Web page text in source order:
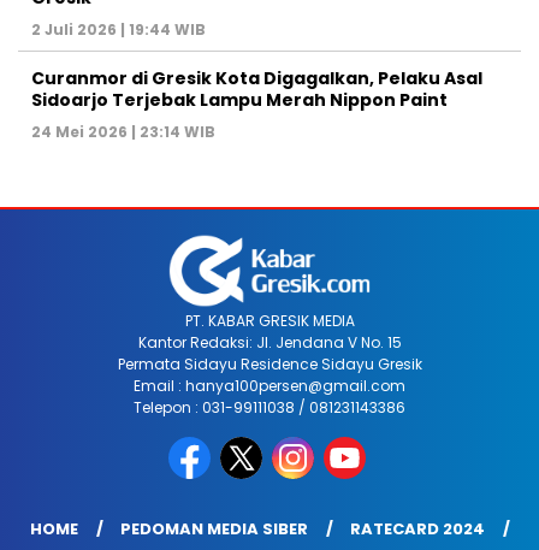
2 Juli 2026 | 19:44 WIB
Curanmor di Gresik Kota Digagalkan, Pelaku Asal
Sidoarjo Terjebak Lampu Merah Nippon Paint
24 Mei 2026 | 23:14 WIB
PT. KABAR GRESIK MEDIA
Kantor Redaksi: Jl. Jendana V No. 15
Permata Sidayu Residence Sidayu Gresik
Email : hanya100persen@gmail.com
Telepon : 031-99111038 / 081231143386
HOME PEDOMAN MEDIA SIBER
RATECARD 2024